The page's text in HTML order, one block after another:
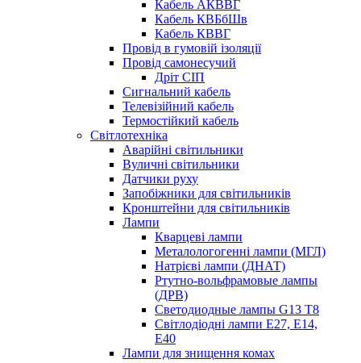
Кабель АКВВГ
Кабель КВБбШв
Кабель КВВГ
Провід в гумовій ізоляції
Провід самонесучий
Дріт СІП
Сигнальний кабель
Телевізійний кабель
Термостійкий кабель
Світлотехніка
Аварійні світильники
Вуличні світильники
Датчики руху
Запобіжники для світильників
Кронштейни для світильників
Лампи
Кварцеві лампи
Металологогенні лампи (МГЛ)
Натрієві лампи (ДНАТ)
Ртутно-вольфрамовые лампы
(ДРВ)
Светодиодные лампы G13 Т8
Світлодіодні лампи E27, E14,
E40
Лампи для знищення комах